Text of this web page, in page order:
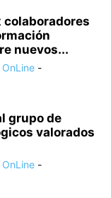
colaboradores
nuevos...
-
grupo de
valorados
-